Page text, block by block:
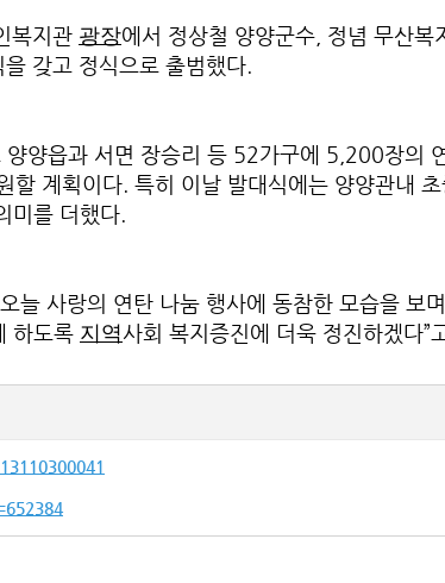
복지관 광장에서 정상철 양양군수, 정념 무산복
갖고 정식으로 출범했다.
양읍과 서면 장승리 등 52가구에 5,200장의
계획이다. 특히 이날 발대식에는 양양관내
미를 더했다.
늘 사랑의 연탄 나눔 행사에 동참한 모습을 보며
하도록 지역사회 복지증진에 더욱 정진하겠다”